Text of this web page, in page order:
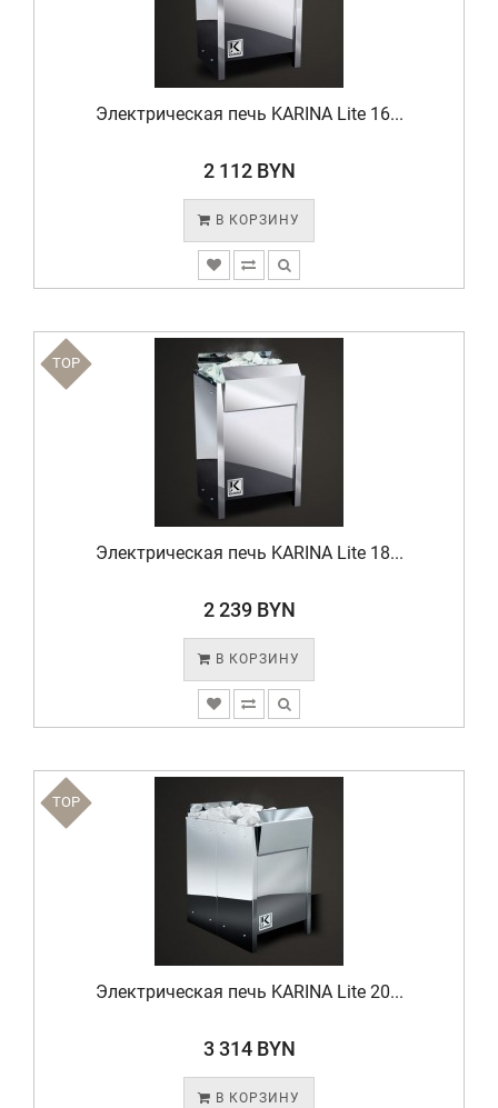
Электрическая печь KARINA Lite 16...
2 112 BYN
В КОРЗИНУ
TOP
Электрическая печь KARINA Lite 18...
2 239 BYN
В КОРЗИНУ
TOP
Электрическая печь KARINA Lite 20...
3 314 BYN
В КОРЗИНУ